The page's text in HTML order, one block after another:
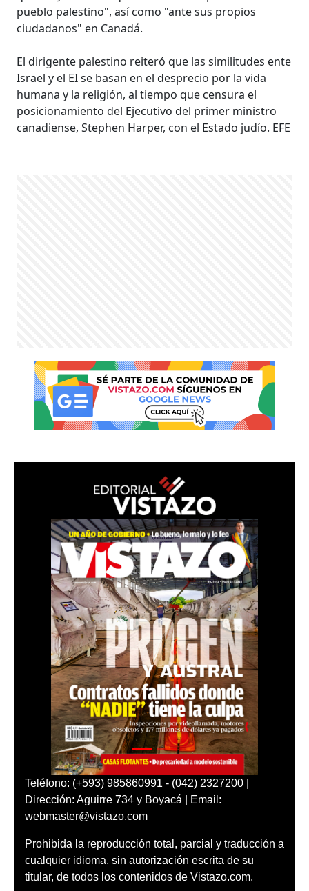
pueblo palestino", así como "ante sus propios
ciudadanos" en Canadá.
El dirigente palestino reiteró que las similitudes ente
Israel y el EI se basan en el desprecio por la vida
humana y la religión, al tiempo que censura el
posicionamiento del Ejecutivo del primer ministro
canadiense, Stephen Harper, con el Estado judío. EFE
Teléfono: (+593) 985860991 - (042) 2327200 |
Dirección: Aguirre 734 y Boyacá | Email:
webmaster@vistazo.com
Prohibida la reproducción total, parcial y traducción a
cualquier idioma, sin autorización escrita de su
titular, de todos los contenidos de Vistazo.com.